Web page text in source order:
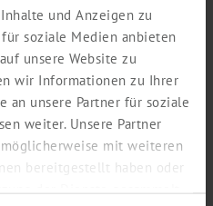
und Anzeigen zu
soziale Medien anbieten
unsere Website zu
wir Informationen zu Ihrer
an unsere Partner für soziale
weiter. Unsere Partner
mit weiteren
bereitgestellt haben oder
H319 H335 H360D